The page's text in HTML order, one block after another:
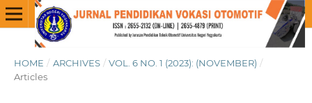
HOME / ARCHIVES / VOL. 6 NO. 1 (2023): (NOVEMBER) /
Articles